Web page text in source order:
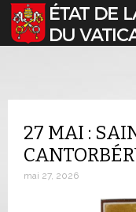
Sélectionnez votre
27 MAI :
mai 27, 2026